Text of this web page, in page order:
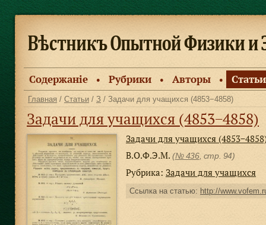
Содержанiе ● Рубрики ● Авторы ● Статьи
Главная / Статьи / З / Задачи для учащихся (4853−4858)
Задачи для учащихся (4853−4858)
Задачи для учащихся
В.О.Ф.Э.М. (№ 436, стр. 94)
Рубрика: Задачи для учащихся
Ссылка на статью: http://